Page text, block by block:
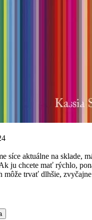
síce aktuálne na sklade,
ju chcete mať rýchlo,
môže trvať dlhšie,